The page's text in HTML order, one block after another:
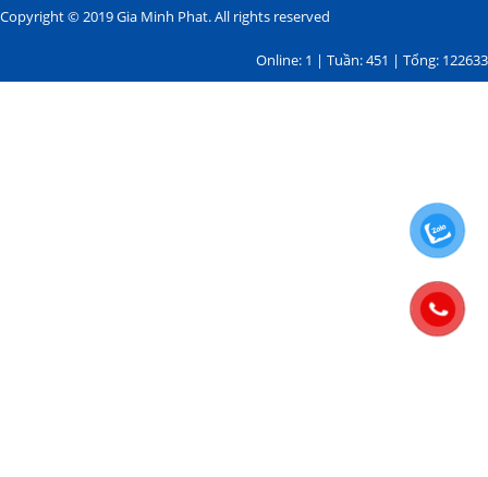
Copyright © 2019 Gia Minh Phat. All rights reserved
Online: 1 | Tuần: 451 | Tổng: 122633